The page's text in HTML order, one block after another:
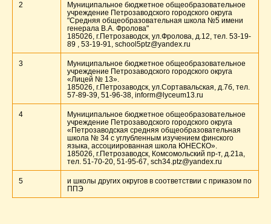
2
Муниципальное бюджетное общеобразовательное
учреждение Петрозаводского городского округа
"Средняя общеобразовательная школа №5 имени
генерала В.А. Фролова"
185026, г.Петрозаводск, ул.Фролова, д.12, тел. 53-19-
89 , 53-19-91, school5ptz@yandex.ru
3
Муниципальное бюджетное общеобразовательное
учреждение Петрозаводского городского округа
«Лицей № 13».
185026, г.Петрозаводск, ул.Сортавальская, д.7б, тел.
57-89-39, 51-96-38, inform@lyceum13.ru
4
Муниципальное бюджетное общеобразовательное
учреждение Петрозаводского городского округа
«Петрозаводская средняя общеобразовательная
школа № 34 с углубленным изучением финского
языка, ассоциированная школа ЮНЕСКО».
185026, г.Петрозаводск, Комсомольский пр-т, д.21а,
тел. 51-70-20, 51-95-67, sch34.ptz@yandex.ru
5
и школы других округов в соответствии с приказом по
ППЭ